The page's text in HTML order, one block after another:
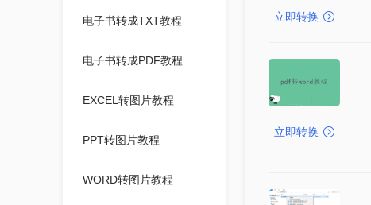
电子书转成TXT教程
电子书转成PDF教程
EXCEL转图片教程
PPT转图片教程
WORD转图片教程
立即转换
立即转换